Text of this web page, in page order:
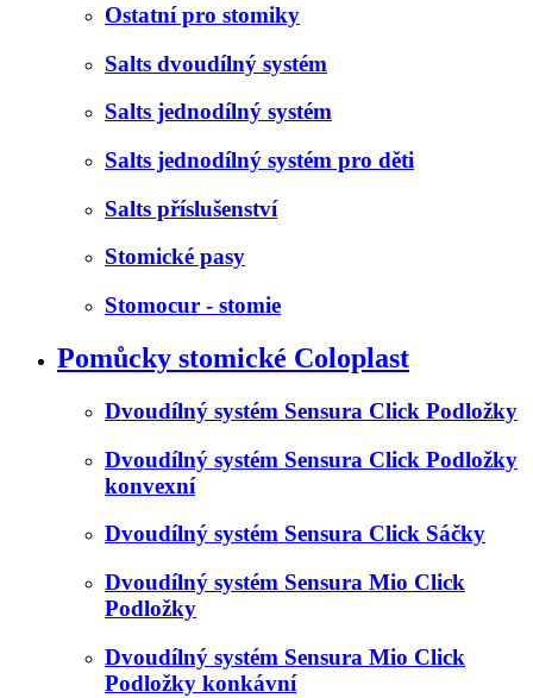
Ostatní pro stomiky
Salts dvoudílný systém
Salts jednodílný systém
Salts jednodílný systém pro děti
Salts příslušenství
Stomické pasy
Stomocur - stomie
Pomůcky stomické Coloplast
Dvoudílný systém Sensura Click Podložky
Dvoudílný systém Sensura Click Podložky
konvexní
Dvoudílný systém Sensura Click Sáčky
Dvoudílný systém Sensura Mio Click
Podložky
Dvoudílný systém Sensura Mio Click
Podložky konkávní